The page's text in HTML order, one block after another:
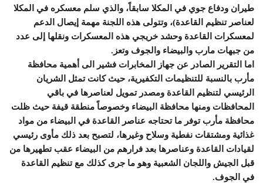
طيران ودفاع جوي في المكلا سابقاً، والذي سلم معسكره في المكلا
لعناصر تنظيم القاعدة)، وتتولى هذه اللجنة مهمة إيصال الدعم
لمعسكرات القاعدة وحشد خريجي هذه المعسكرات ونقلها إلى عدد
من جبهات مارب والبيضاء والجوف وتعز.
اما التقرير الصادر عن جهاز المخابرات فشير الى أهمية محافظة
مأرب بالنسبة للتنظيمات التكفيرية، حيث كانت تمثل الشريان
الرئيسي لتنظيم القاعدة ومصدر تمويل لعناصرها في باقي
المحافظات ومنها محافظة البيضاء وخصوصاً منطقة قيفة حيث ظلت
محافظة مأرب توفر ما تحتاجه عناصر القاعدة في البيضاء من مواد
غذائية ومشتقات نفطية وسلاح وغيرها، لتصبح بعد ذلك مأوى رئيسي
لقيادات القاعدة وعناصرها بعد فرارهم من البيضاء عقب تطهيرها من
قبل الجيش واللجان الشعبية وهو ما جرى كذلك مع تنظيم القاعدة
في الجوف.